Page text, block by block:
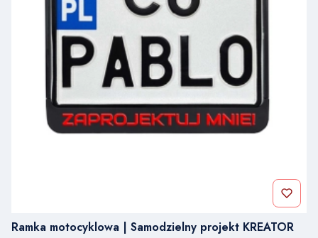
Ramka motocyklowa | Samodzielny projekt KREATOR